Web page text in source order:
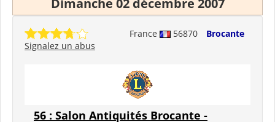
Dimanche 02 décembre 2007
France 56870
Brocante
Signalez un abus
56 : Salon Antiquités Brocante -